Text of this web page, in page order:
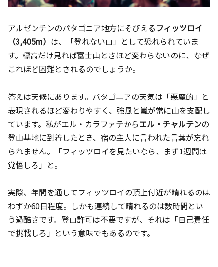
アルゼンチンのパタゴニア地方にそびえるフィッツロイ
（3,405m） は、「登れない山」として恐れられていま
す。標高だけ見れば富士山とさほど変わらないのに、なぜ
これほど困難とされるのでしょうか。
答えは天候にあります。パタゴニアの天気は「悪魔的」と
表現されるほど変わりやすく、強風と嵐が常に山を支配し
ています。私がエル・カラファテからエル・チャルテンの
登山基地に到着したとき、宿の主人に言われた言葉が忘れ
られません。「フィッツロイを見たいなら、まず1週間は
覚悟しろ」と。
実際、年間を通してフィッツロイの頂上付近が晴れるのは
わずか60日程度。しかも連続して晴れるのは数時間とい
う過酷さです。登山許可は不要ですが、それは「自己責任
で挑戦しろ」という意味でもあるのです。